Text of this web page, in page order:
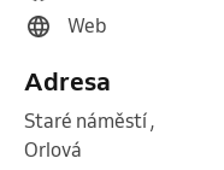
Web
Adresa
Staré náměstí ,
Orlová